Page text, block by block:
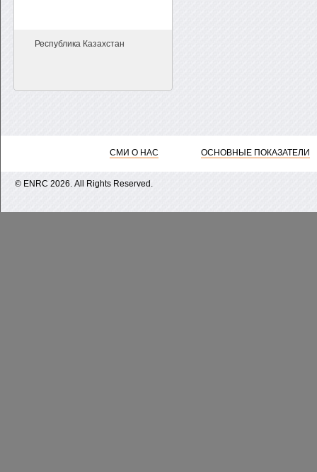
Республика Казахстан
СМИ О НАС ОСНОВНЫЕ ПОКАЗАТЕЛИ
© ENRС 2026. All Rights Reserved.